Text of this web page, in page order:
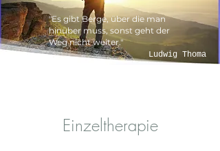
"Es gibt Berge, über die man
hinüber muss, sonst geht der
Weg nicht weiter."
Ludwig Thoma
Einzeltherapie